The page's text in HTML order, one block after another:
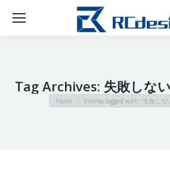
Tag Archives: 失敗しな
You are here:
Home Entries tagged with "失敗しな